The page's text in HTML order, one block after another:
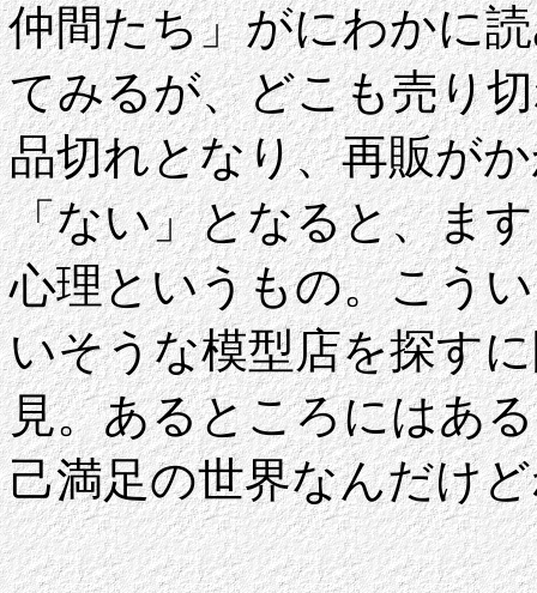
仲間たち」がにわかに
てみるが、どこも売り
品切れとなり、再販が
「ない」となると、ま
心理というもの。こう
いそうな模型店を探す
見。あるところにはあ
己満足の世界なんだけ